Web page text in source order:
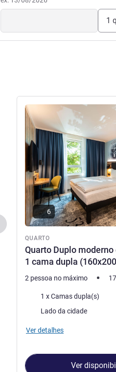
1
Anterior - Quarto
QUARTO
Quarto Duplo
1 cama dupla
Ver detalhes
6
2 pessoa no máximo 17
Cama1 x Camas dupla(s)
Vistas:Lado da cidade
Ver detalhes
Ver